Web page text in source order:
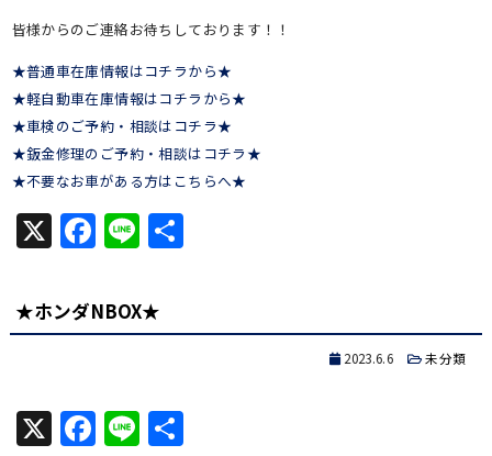
皆様からのご連絡お待ちしております！！
★普通車在庫情報はコチラから★
★軽自動車在庫情報はコチラから★
★車検のご予約・相談はコチラ★
★鈑金修理のご予約・相談はコチラ★
★不要なお車がある方はこちらへ★
X Facebook
Line共
★ホンダNBOX★
2023.6.6 未分類
X Facebook
Line共